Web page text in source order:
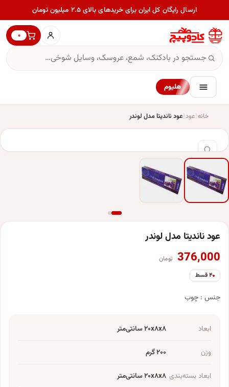
ارسال رایگان کل ایران برای خریدهای بالای ۲.۵ میلیون تومان
۰
هلیوم
خانه عود عود ناندیتا مدل لوندر
عود ناندیتا مدل لوندر
376,000 تومان
۴ قسط
جنس : چوب
ابعاد ۲۰x۸x۸ سانتی‌متر
وزن ۲۰۰ گرم
ابعاد بسته‌بندی ۲۰x۸x۸ سانتی‌متر